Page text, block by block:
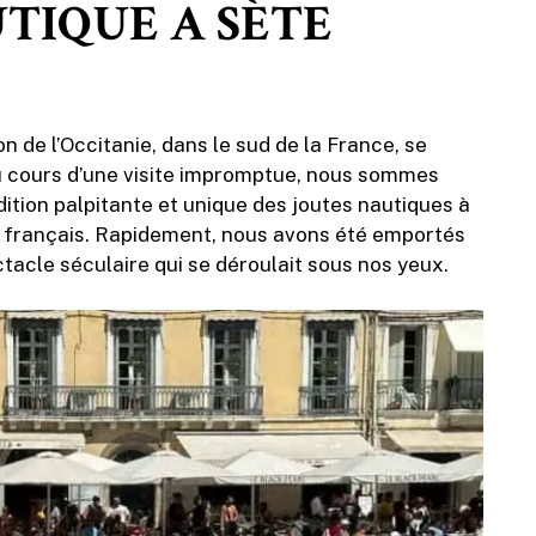
A SÈTE
de l’Occitanie, dans le sud de la France, se
d’une visite impromptue, nous sommes
palpitante et unique des joutes nautiques à
Rapidement, nous avons été emportés
séculaire qui se déroulait sous nos yeux.